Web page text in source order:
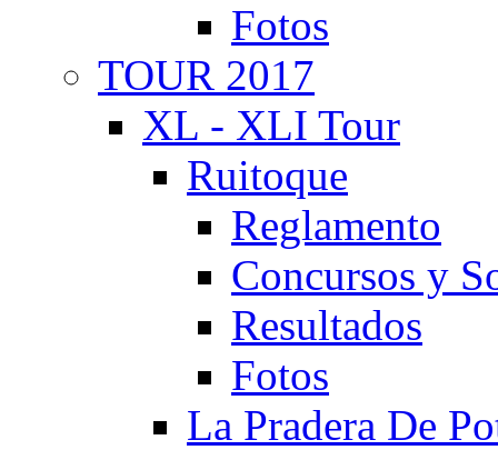
Fotos
TOUR 2017
XL - XLI Tour
Ruitoque
Reglamento
Concursos y
Resultados
Fotos
La Pradera De